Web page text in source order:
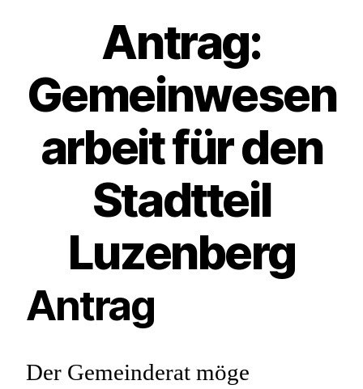
Antrag:
Gemeinwesen
arbeit für den
Stadtteil
Luzenberg
Antrag
Der Gemeinderat möge